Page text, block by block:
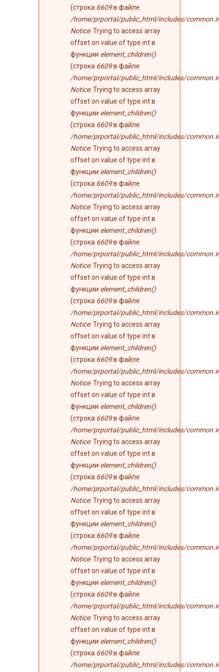
(строка 6609в файле
/home/prportal/public_html/includes/
Notice: Trying to access array
offset on value of type int в
функции element_children()
(строка 6609в файле
/home/prportal/public_html/includes/
Notice: Trying to access array
offset on value of type int в
функции element_children()
(строка 6609в файле
/home/prportal/public_html/includes/
Notice: Trying to access array
offset on value of type int в
функции element_children()
(строка 6609в файле
/home/prportal/public_html/includes/
Notice: Trying to access array
offset on value of type int в
функции element_children()
(строка 6609в файле
/home/prportal/public_html/includes/
Notice: Trying to access array
offset on value of type int в
функции element_children()
(строка 6609в файле
/home/prportal/public_html/includes/
Notice: Trying to access array
offset on value of type int в
функции element_children()
(строка 6609в файле
/home/prportal/public_html/includes/
Notice: Trying to access array
offset on value of type int в
функции element_children()
(строка 6609в файле
/home/prportal/public_html/includes/
Notice: Trying to access array
offset on value of type int в
функции element_children()
(строка 6609в файле
/home/prportal/public_html/includes/
Notice: Trying to access array
offset on value of type int в
функции element_children()
(строка 6609в файле
/home/prportal/public_html/includes/
Notice: Trying to access array
offset on value of type int в
функции element_children()
(строка 6609в файле
/home/prportal/public_html/includes/
Notice: Trying to access array
offset on value of type int в
функции element_children()
(строка 6609в файле
/home/prportal/public_html/includes/